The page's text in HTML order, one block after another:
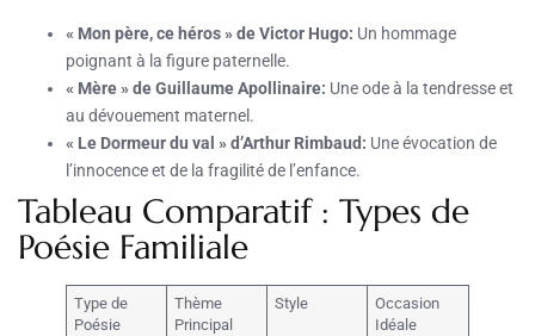
« Mon père, ce héros » de Victor Hugo: Un hommage
poignant à la figure paternelle.
« Mère » de Guillaume Apollinaire: Une ode à la tendresse et
au dévouement maternel.
« Le Dormeur du val » d’Arthur Rimbaud: Une évocation de
l’innocence et de la fragilité de l’enfance.
Tableau Comparatif : Types de
Poésie Familiale
Type de
Poésie
Thème
Principal
Style
Occasion
Idéale